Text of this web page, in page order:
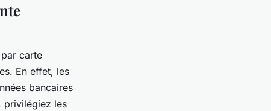
carte
En effet, les
bancaires
privilégiez les